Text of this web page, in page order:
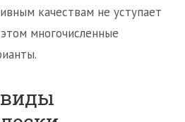
качествам не уступает
многочисленные